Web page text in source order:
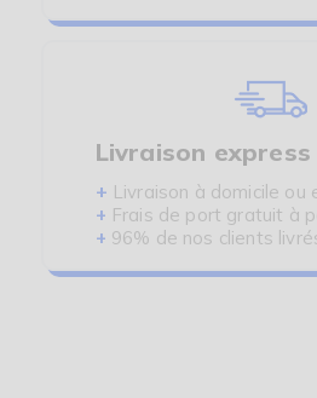
Lavez vous les mains avant
Utilisez une lancette neuve
de minimiser la douleur et le
Notez vos résultats dans un
partagez les avec votre
Livraison express
+ Livraison à domicile ou
+ Frais de port gratuit à
+ 96% de nos clients